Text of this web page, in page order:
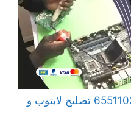
مهندس كمبيوتر النويصيب 65511033 تصليح لابتوب و